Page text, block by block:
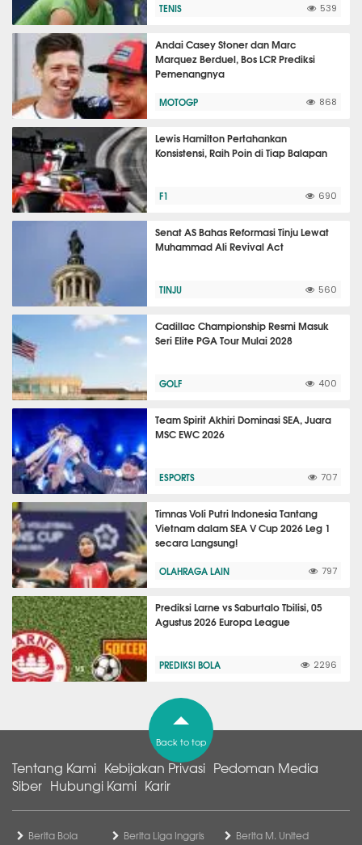
TENIS 539
Andai Casey Stoner dan Marc
Marquez Berduel, Bos LCR Prediksi
Pemenangnya
MOTOGP 868
Lewis Hamilton Pertahankan
Konsistensi, Raih Poin di Tiap Balapan
F1 690
Senat AS Bahas Reformasi Tinju Lewat
Muhammad Ali Revival Act
TINJU 560
Cadillac Championship Resmi Masuk
Seri Elite PGA Tour Mulai 2028
GOLF 400
Team Spirit Akhiri Dominasi SEA, Juara
MSC EWC 2026
ESPORTS 707
Timnas Voli Putri Indonesia Tantang
Vietnam dalam SEA V Cup 2026 Leg 1
secara Langsung!
OLAHRAGA LAIN 797
Prediksi Larne vs Saburtalo Tbilisi, 05
Agustus 2026 Europa League
PREDIKSI BOLA 2296
Back to top
Tentang Kami Kebijakan Privasi Pedoman Media
Siber Hubungi Kami Karir
Berita Bola Berita Liga Inggris Berita M. United